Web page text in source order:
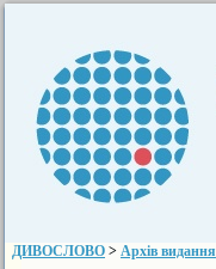
ДИВОСЛОВО > Архів видання